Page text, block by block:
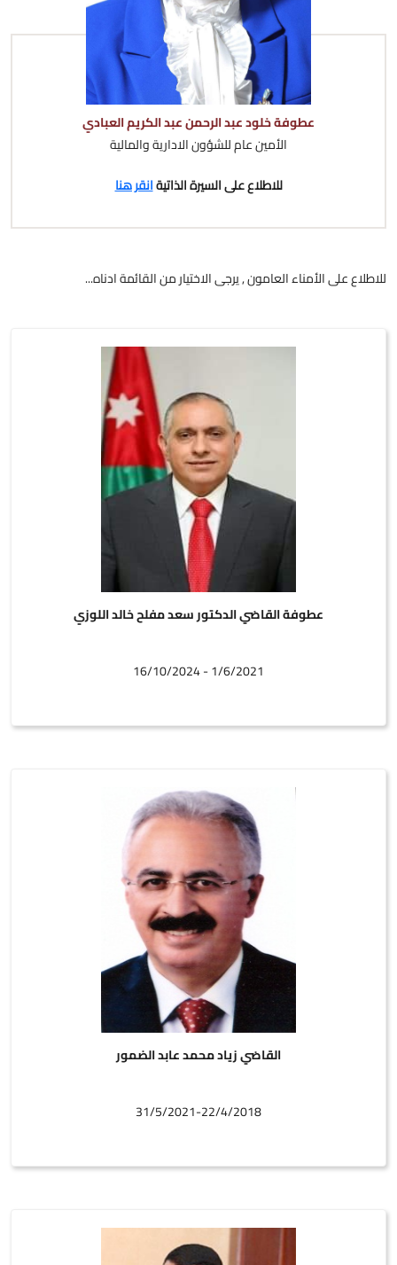
عطوفة خلود عبد الرحمن عبد الكريم العبادي
الأمين عام للشؤون الادارية والمالية
للاطلاع على السيرة الذاتيةانقر هنا
للاطلاع على الأمناء العامون , يرجى الاختيار من القائمة ادناه...
عطوفة القاضي الدكتور سعد مفلح خالد اللوزي
1/6/2021 - 16/10/2024
القاضي زياد محمد عابد الضمور
31/5/2021-22/4/2018